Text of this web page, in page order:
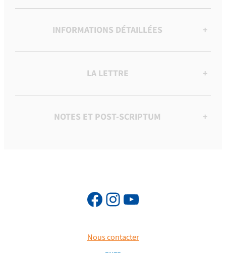
INFORMATIONS DÉTAILLÉES +
LA LETTRE +
NOTES ET POST-SCRIPTUM +
Nous contacter